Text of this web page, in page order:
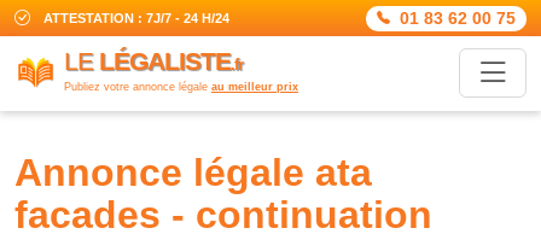
ATTESTATION : 7J/7 - 24 H/24 01 83 62 00 75
LE LÉGALISTE.fr
Publiez votre annonce légale au meilleur prix
annonce légale ata
facades - continuation